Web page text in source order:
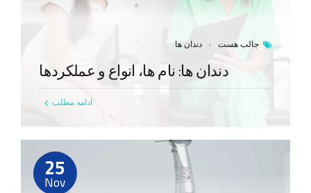
جالب هست دندان ها
دندان ها: نام ها، انواع و عملکردها
ادامه مطلب
25
Nov